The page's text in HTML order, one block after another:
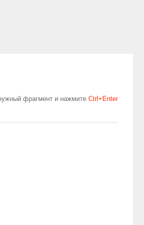
фрагмент и нажмите Сtrl+Enter